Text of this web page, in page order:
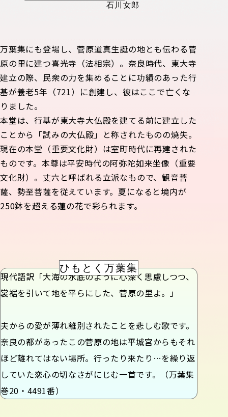
石川女郎
万葉集にも登場し、菅原道真生誕の地とも伝わる菅
原の里に建つ喜光寺（法相宗）。奈良時代、東大寺
建立の際、民衆の力を集めることに功績のあった行
基が養老5年（721）に創建し、彼はここで亡くな
りました。
本堂は、行基が東大寺大仏殿を建てる前に建立した
ことから「試みの大仏殿」と称されたものの焼失。
現在の本堂（重要文化財）は室町時代に再建された
ものです。本尊は平安時代の阿弥陀如来坐像（重要
文化財）。丈六と呼ばれる立派なもので、観音菩
薩、勢至菩薩を従えています。夏になると境内が
250鉢を超える蓮の花で彩られます。
ひもとく万葉集
現代語訳「大海の水底のように心深く思慮しつつ、
裳裾を引いて地を平らにした、菅原の里よ。」
夫からの愛が薄れ離別されたことを悲しむ歌です。
奈良の都があったこの菅原の地は平城宮からもそれ
ほど離れてはない場所。行ったり来たり…を繰り返
していた恋心の切なさがにじむ一首です。（万葉集
巻20・4491番）